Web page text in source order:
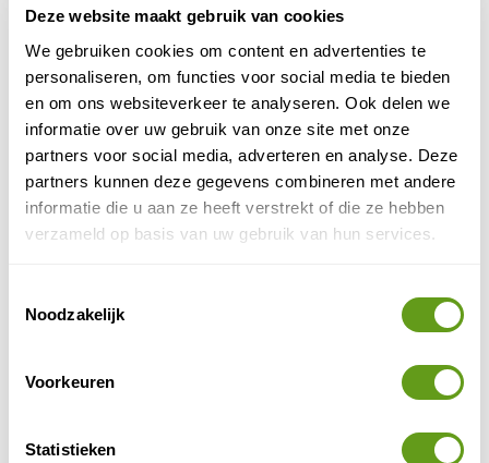
Deze website maakt gebruik van cookies
We gebruiken cookies om content en advertenties te
personaliseren, om functies voor social media te bieden
en om ons websiteverkeer te analyseren. Ook delen we
informatie over uw gebruik van onze site met onze
partners voor social media, adverteren en analyse. Deze
partners kunnen deze gegevens combineren met andere
informatie die u aan ze heeft verstrekt of die ze hebben
verzameld op basis van uw gebruik van hun services.
Noodzakelijk
Voorkeuren
Statistieken
Reisperiode(optioneel)
Reisduur
Ik ga akkoord met dealgemene voorwaardenen
privacy policy
PLAATS ERVARING
Merapi neemt je mee naar Papua, het oude